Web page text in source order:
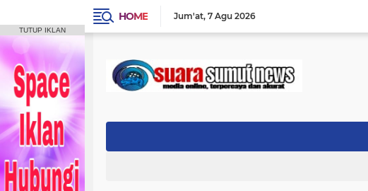
HOME Jum'at 7 Agu 2026
TUTUP IKLAN